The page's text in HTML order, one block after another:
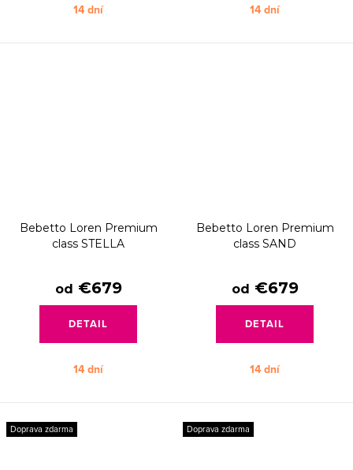
14 dní 14 dní
Bebetto Loren Premium
class STELLA
od €679
DETAIL
14 dní
Bebetto Loren Premium
class SAND
od €679
DETAIL
14 dní
Doprava zdarma Doprava zdarma